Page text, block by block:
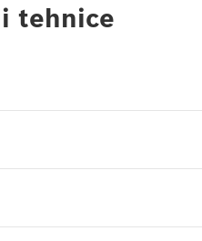
tehnice